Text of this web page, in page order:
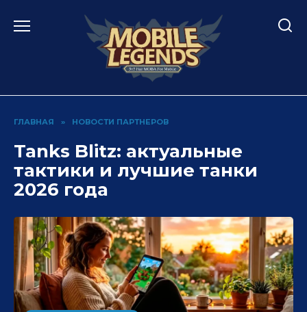
ГЛАВНАЯ » НОВОСТИ ПАРТНЕРОВ
Tanks Blitz: актуальные
тактики и лучшие танки
2026 года